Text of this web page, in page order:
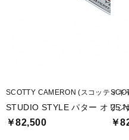
SCOTTY CAMERON (スコッティキ
STUDIO STYLE パター オリジ
￥82,500
25
￥